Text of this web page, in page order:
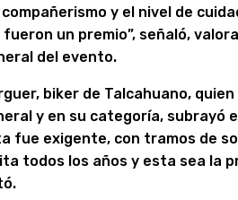
y el nivel de
un premio”, señaló,
del evento.
biker de Talcahuano,
y en su categoría, subrayó
fue exigente, con tramos de
todos los años y esta sea la